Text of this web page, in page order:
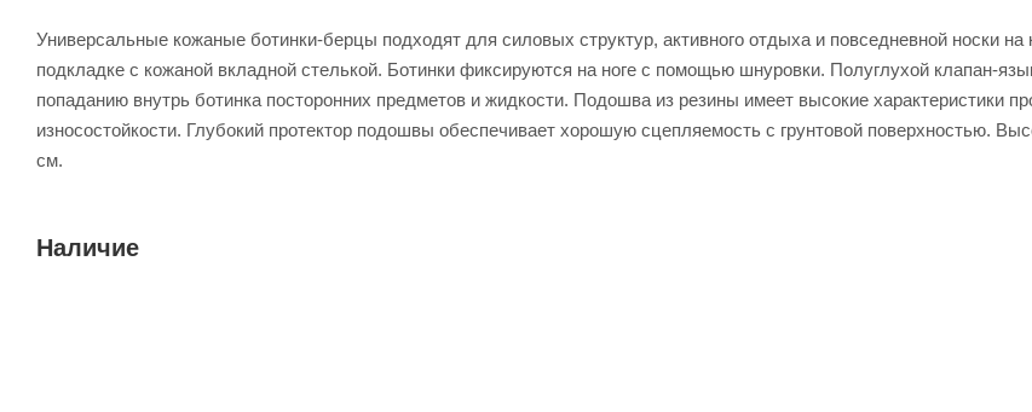
Универсальные кожаные ботинки-берцы подходят для силовых структур, активного отдыха и повседневной носки на
подкладке с кожаной вкладной стелькой. Ботинки фиксируются на ноге с помощью шнуровки. Полуглухой клапан-
попаданию внутрь ботинка посторонних предметов и жидкости. Подошва из резины имеет высокие характеристики
износостойкости. Глубокий протектор подошвы обеспечивает хорошую сцепляемость с грунтовой поверхностью.
см.
Наличие